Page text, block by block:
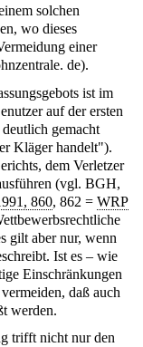
solchen
wo dieses
einer
de).
ist im
auf der ersten
gemacht
Kläger handelt").
dem Verletzer
(vgl. BGH,
860, 862 = WRP
gilt aber nur, wenn
Ist es – wie
Einschränkungen
daß auch
werden.
trifft nicht nur den